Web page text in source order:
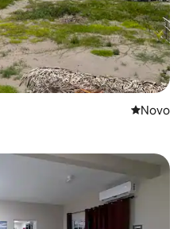
Novo
Novo